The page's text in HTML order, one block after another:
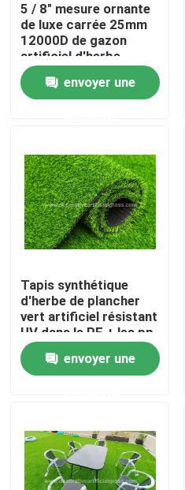
Maison
Des produits
Visite de l'usine
Contrôle de qualité
Nous contacter
Nouvelles
Demander un devis
Herbe artificielle décorative
5 / 8" mesure ornante
de luxe carrée 25mm
12000D de gazon
artificiel d'herbe
envoyer une
Tapis synthétique
d'herbe de plancher
vert artificiel résistant
UV dans le PE + les pp
8800D 40mm de Rolls
envoyer une